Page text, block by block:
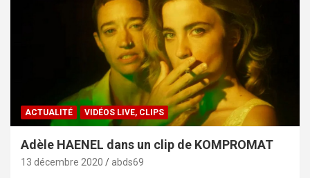
ACTUALITÉ VIDÉOS LIVE, CLIPS
Adèle HAENEL dans un clip de KOMPROMAT
13 décembre 2020 abds69